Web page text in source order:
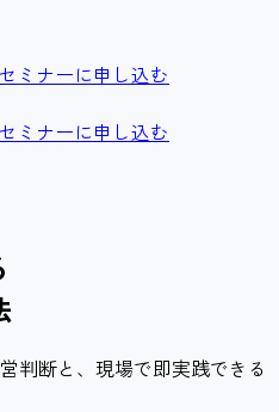
セミナーに申し込む
セミナーに申し込む
判断と、現場で即実践できる